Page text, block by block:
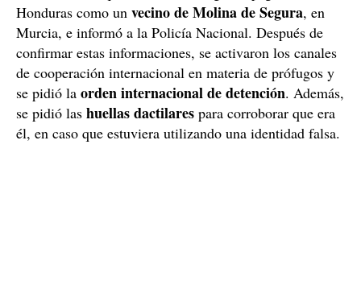
Honduras como un vecino de Molina de Segura, en
Murcia, e informó a la Policía Nacional. Después de
confirmar estas informaciones, se activaron los canales
de cooperación internacional en materia de prófugos y
se pidió la orden internacional de detención. Además,
se pidió las huellas dactilares para corroborar que era
él, en caso que estuviera utilizando una identidad falsa.